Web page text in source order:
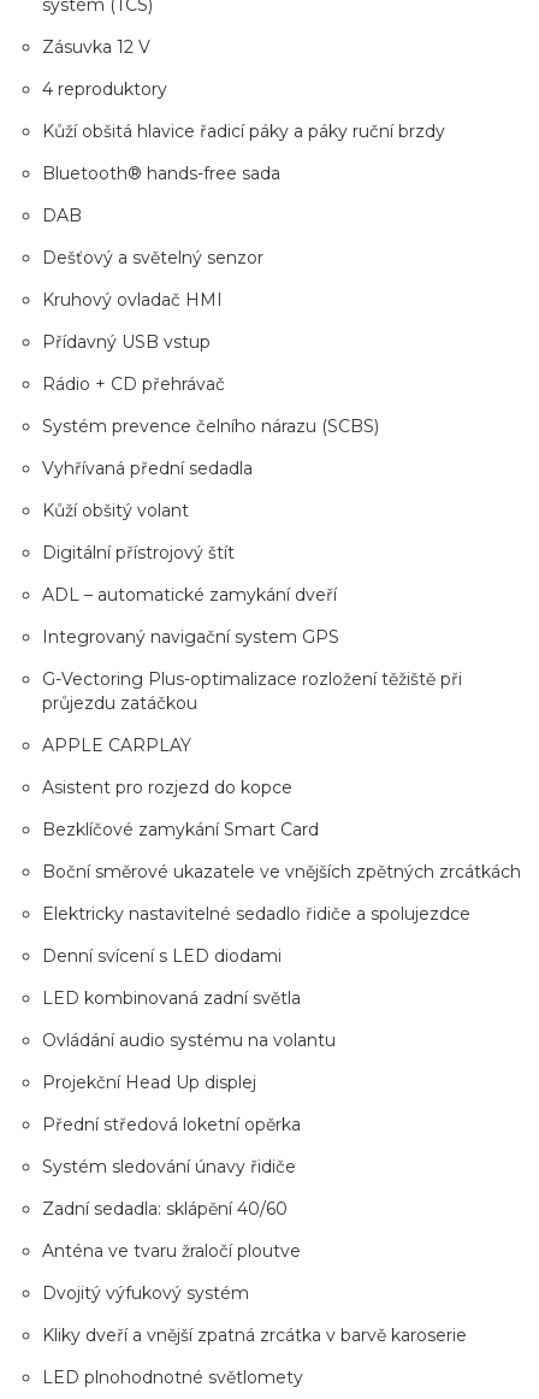
systém (TCS)
Zásuvka 12 V
4 reproduktory
Kůží obšitá hlavice řadicí páky a páky ruční brzdy
Bluetooth® hands-free sada
DAB
Dešťový a světelný senzor
Kruhový ovladač HMI
Přídavný USB vstup
Rádio + CD přehrávač
Systém prevence čelního nárazu (SCBS)
Vyhřívaná přední sedadla
Kůží obšitý volant
Digitální přístrojový štít
ADL – automatické zamykání dveří
Integrovaný navigační system GPS
G-Vectoring Plus-optimalizace rozložení těžiště při
průjezdu zatáčkou
APPLE CARPLAY
Asistent pro rozjezd do kopce
Bezklíčové zamykání Smart Card
Boční směrové ukazatele ve vnějších zpětných zrcátkách
Elektricky nastavitelné sedadlo řidiče a spolujezdce
Denní svícení s LED diodami
LED kombinovaná zadní světla
Ovládání audio systému na volantu
Projekční Head Up displej
Přední středová loketní opěrka
Systém sledování únavy řidiče
Zadní sedadla: sklápění 40/60
Anténa ve tvaru žraločí ploutve
Dvojitý výfukový systém
Kliky dveří a vnější zpatná zrcátka v barvě karoserie
LED plnohodnotné světlomety